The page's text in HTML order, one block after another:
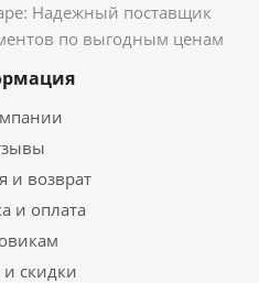
Надежный поставщик
по выгодным ценам
и возврат
и оплата
скидки